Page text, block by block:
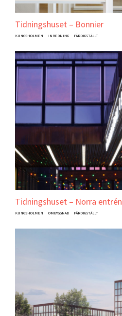
Tidningshuset – Bonnier
KUNGSHOLMEN INREDNING FÄRDIGSTÄLLT
Tidningshuset – Norra entrén
KUNGSHOLMEN OMBYGGNAD FÄRDIGSTÄLLT